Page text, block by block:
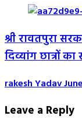
श्री रावतपुरा
दिव्यांग छात्रों
rakesh Yadav
Leave a Reply